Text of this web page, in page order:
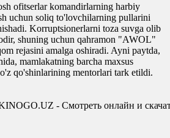
ofitserlar komandirlarning harbiy
uchun soliq to'lovchilarning pullarini
Korruptsionerlarni toza suvga olib
shuning uchun qahramon "AWOL"
rejasini amalga oshiradi. Ayni paytda,
mamlakatning barcha maxsus
qo'shinlarining mentorlari tark etildi.
- Смотреть онлайн и